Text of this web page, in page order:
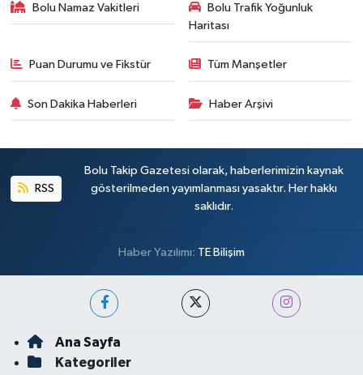
Bolu Namaz Vakitleri
Bolu Trafik Yoğunluk
Haritası
Puan Durumu ve Fikstür Tüm Manşetler
Son Dakika Haberleri Haber Arşivi
RSS
Bolu Takip Gazetesi olarak, haberlerimizin kaynak
gösterilmeden yayımlanması yasaktır. Her hakkı
saklıdır.
Haber Yazılımı: TE Bilişim
Ana Sayfa
Kategoriler